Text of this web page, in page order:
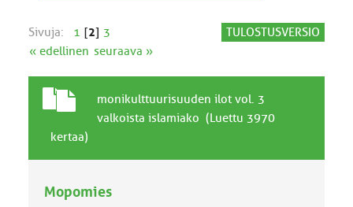
TULOSTUSVERSIO
Sivuja: 1 [2] 3
« edellinen seuraava »
a
l
A
i
monikulttuurisuuden ilot vol. 3
valkoista islamiako (Luettu 3970
kertaa)
Mopomies